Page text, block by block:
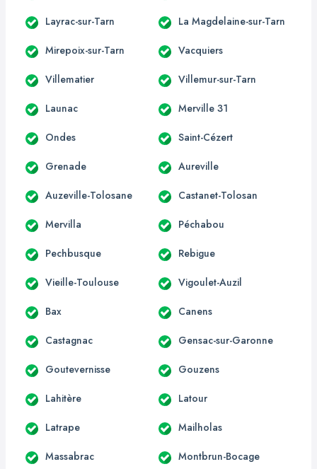
Layrac-sur-Tarn La Magdelaine-sur-Tarn
Mirepoix-sur-Tarn Vacquiers
Villematier Villemur-sur-Tarn
Launac Merville 31
Ondes Saint-Cézert
Grenade Aureville
Auzeville-Tolosane Castanet-Tolosan
Mervilla Péchabou
Pechbusque Rebigue
Vieille-Toulouse Vigoulet-Auzil
Bax Canens
Castagnac Gensac-sur-Garonne
Goutevernisse Gouzens
Lahitère Latour
Latrape Mailholas
Massabrac Montbrun-Bocage